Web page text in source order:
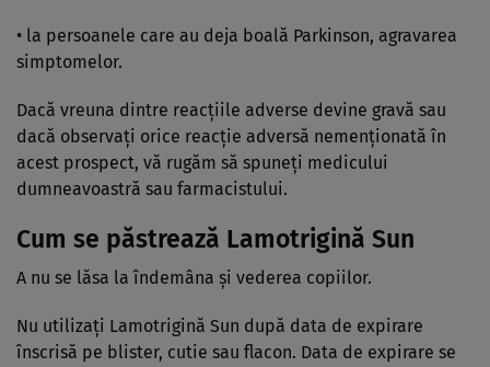
• la persoanele care au deja boală Parkinson, agravarea
simptomelor.
Dacă vreuna dintre reacţiile adverse devine gravă sau
dacă observaţi orice reacţie adversă nemenţionată în
acest prospect, vă rugăm să spuneţi medicului
dumneavoastră sau farmacistului.
Cum se păstrează Lamotrigină Sun
A nu se lăsa la îndemâna şi vederea copiilor.
Nu utilizaţi Lamotrigină Sun după data de expirare
înscrisă pe blister, cutie sau flacon. Data de expirare se